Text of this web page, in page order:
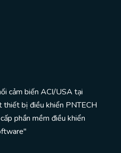
cảm biến ACI/USA tại
thiết bị điều khiển PNTECH
phần mềm điều khiển